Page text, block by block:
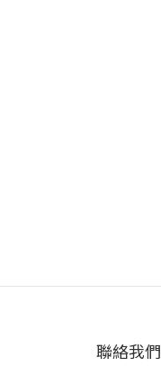
聯絡我們